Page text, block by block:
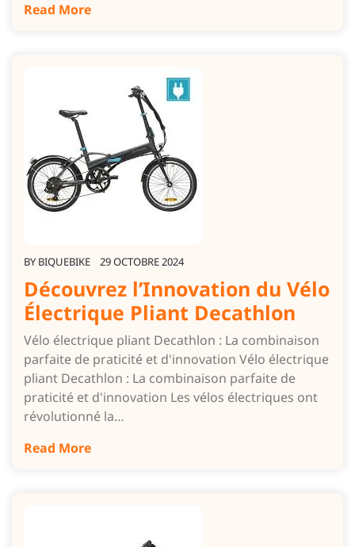
Read More
BY BIQUEBIKE 29 OCTOBRE 2024
Découvrez l’Innovation du Vélo
Électrique Pliant Decathlon
Vélo électrique pliant Decathlon : La combinaison
parfaite de praticité et d'innovation Vélo électrique
pliant Decathlon : La combinaison parfaite de
praticité et d'innovation Les vélos électriques ont
révolutionné la…
Read More